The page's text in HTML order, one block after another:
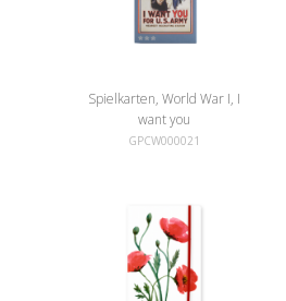
Spielkarten, World War I, I
want you
GPCW000021